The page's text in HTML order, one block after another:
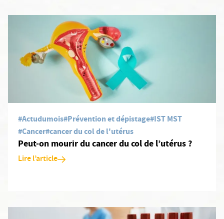
En savoir plus: Peut-on mourir du cancer du col de l’utérus ?
#Actudumois#Prévention et dépistage#IST MST
#Cancer#cancer du col de l'utérus
Peut-on mourir du cancer du col de l’utérus ?
Lire l’article
En savoir plus: Les infections sexuellement transmissibles